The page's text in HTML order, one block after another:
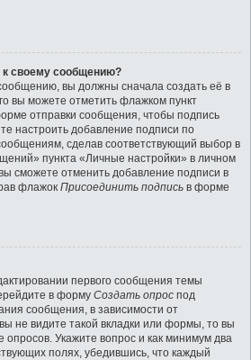
к своему сообщению?
вы должны сначала создать её в
вы можете отметить флажком пункт
отправки сообщения, чтобы подпись
настроить добавление подписи по
сделав соответствующий выбор в
пункта «Личные настройки» в личном
сможете отменить добавление подписи в
флажок Присоединить подпись в форме
первого сообщения темы
в форму Создать опрос под
сообщения, в зависимости от
не видите такой вкладки или формы, то вы
опросов. Укажите вопрос и как минимум два
полях, убедившись, что каждый